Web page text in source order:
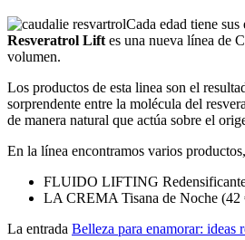
Cada edad tiene
Resveratrol Lift es una nueva línea de
volumen.
Los productos de esta linea son el
sorprendente entre la molécula del
de manera natural que actúa sobre el
En la línea encontramos varios
FLUIDO LIFTING Redensificante
LA CREMA Tisana de Noche (42
La entrada Belleza para enamorar: ideas